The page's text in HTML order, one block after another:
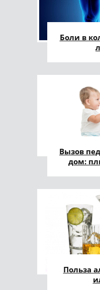
Боли в
Вызов
дом:
Польза